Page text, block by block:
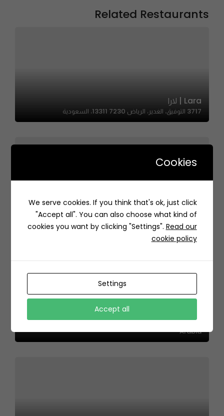
Related Restaurants
Lara | لارا
3717 التوفيق، الغدير، الرياض 13311 7230، السعودية
LEAVSOUR| ليفساور الذ ورق عنب
MQMQ+74 Ar Rawabi, Riyadh Saudi Arabia
شارع As Suwaidi Al Am, As Suwaidi, Riyadh 12795, Saudi
Arabia
Cookies
We serve cookies. If you think that's ok, just click
"Accept all". You can also choose what kind of
cookies you want by clicking "Settings". Read our
cookie policy
Settings
Accept all